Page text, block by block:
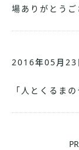
場ありがとう
2016年05月23
「人とくるま